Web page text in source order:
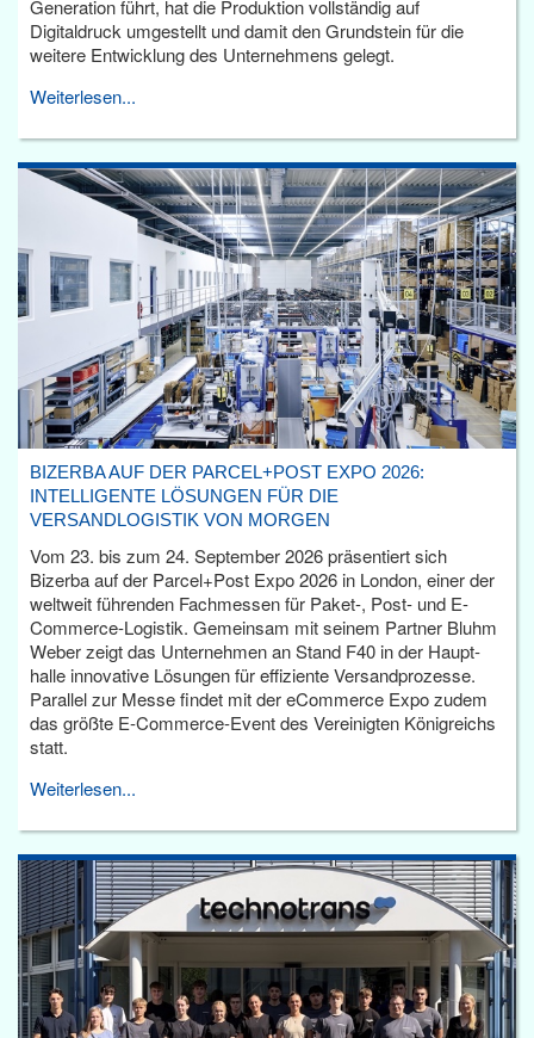
Generation führt, hat die Produktion vollständig auf
Digitaldruck umgestellt und damit den Grundstein für die
weitere Entwicklung des Unternehmens gelegt.
Weiterlesen...
BIZERBA AUF DER PARCEL+POST EXPO 2026:
INTELLIGENTE LÖSUNGEN FÜR DIE
VERSANDLOGISTIK VON MORGEN
Vom 23. bis zum 24. September 2026 präsentiert sich
Bizerba auf der Parcel+Post Expo 2026 in London, einer der
weltweit führenden Fachmessen für Paket-, Post- und E-
Commerce-Logistik. Gemeinsam mit seinem Partner Bluhm
Weber zeigt das Unternehmen an Stand F40 in der Haupt­
halle innovative Lösungen für effiziente Versandprozesse.
Parallel zur Messe findet mit der eCommerce Expo zudem
das größte E-Commerce-Event des Vereinigten Königreichs
statt.
Weiterlesen...